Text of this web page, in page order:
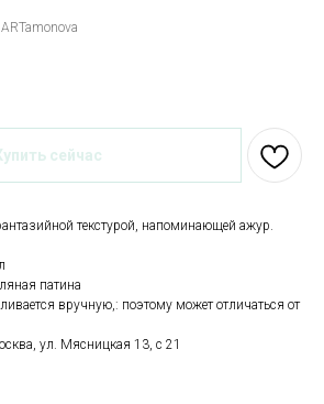
сейчас
текстурой, напоминающей ажур.
патина
вручную,: поэтому может отличаться от
ул. Мясницкая 13, с 21